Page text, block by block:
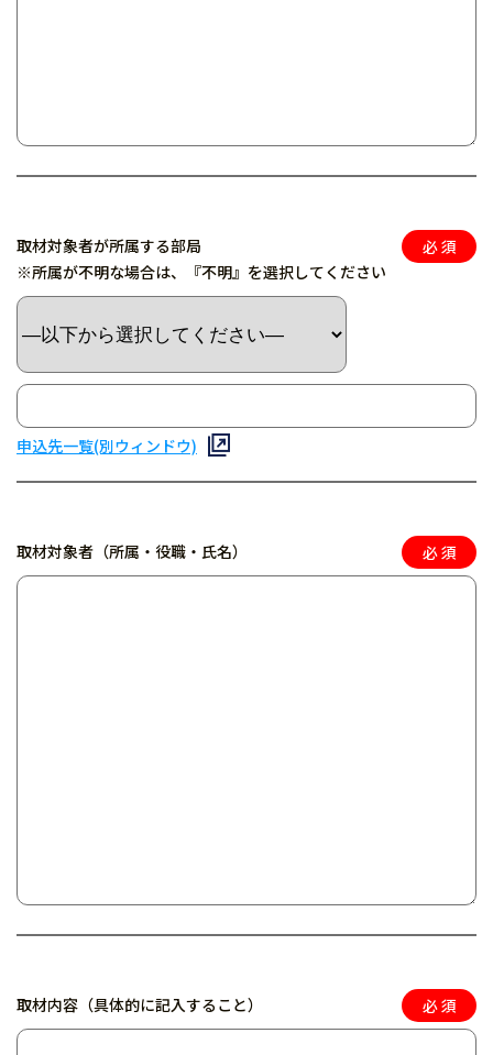
取材対象者が所属する部局
※所属が不明な場合は、『不明』を選択してください
申込先一覧(別ウィンドウ)
取材対象者（所属・役職・氏名）
取材内容（具体的に記入すること）